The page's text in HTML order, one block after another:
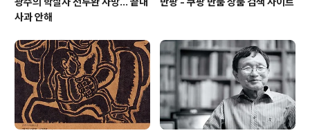
사과 안해